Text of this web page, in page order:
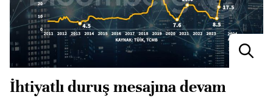
İhtiyatlı duruş mesajına devam